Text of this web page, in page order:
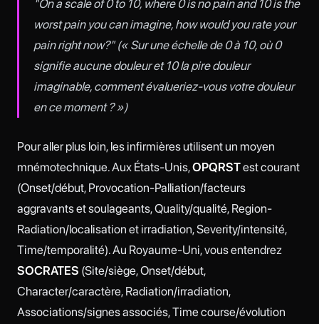
"On a scale of 0 to 10, where 0 is no pain and 10 is the
worst pain you can imagine, how would you rate your
pain right now?" (« Sur une échelle de 0 à 10, où 0
signifie aucune douleur et 10 la pire douleur
imaginable, comment évalueriez-vous votre douleur
en ce moment ? »)
Pour aller plus loin, les infirmières utilisent un moyen
mnémotechnique. Aux États-Unis,OPQRSTest courant
(Onset/début, Provocation-Palliation/facteurs
aggravants et soulageants, Quality/qualité, Region-
Radiation/localisation et irradiation, Severity/intensité,
Time/temporalité). Au Royaume-Uni, vous entendrez
SOCRATES (Site/siège, Onset/début,
Character/caractère, Radiation/irradiation,
Associations/signes associés, Time course/évolution